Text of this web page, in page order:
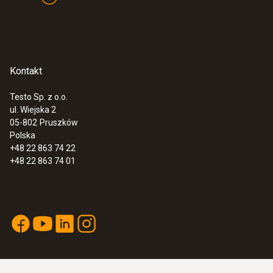
Kontakt
Testo Sp. z o.o.
ul. Wiejska 2
05-802 Pruszków
Polska
+48 22 863 74 22
+48 22 863 74 01